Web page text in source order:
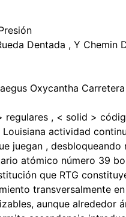
Dentada , Y Chemin
Oxycantha
, < solid >
actividad
juegan , desbloqueando
atómico número 39
que RTG
transversalmente
aunque alrededor